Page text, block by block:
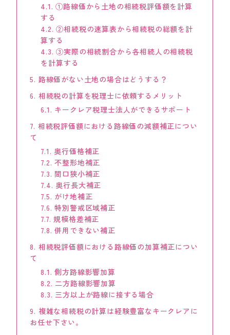
TOPICS
トピックス
COLUMN
コラム
TAX LAW TOPICS
税法トピックス
メディア情報
COMPANY
会社案内
ACCESS
アクセス
福岡本社
東京オフィス
大阪オフィス
RECRUIT
採用情報
4.1. ①路線価から土地の相続税評価額を計算
する
4.2. ②相続税の速算表から相続税の総額を計
算する
4.3. ③実際の相続割合から各相続人の相続税
を計算する
5. 路線価がない土地の場合はどうする？
6. 相続税の計算を税理士に依頼するメリット
6.1. キークレア税理士法人ができるサポート
7. 相続税評価額における路線価の減額補正につい
て
7.1. 奥行価格補正
7.2. 不整形地補正
7.3. 間口狭小補正
7.4. 奥行長大補正
7.5. がけ地補正
7.6. 特別警戒区域補正
7.7. 規模格差補正
7.8. 併用できない補正
8. 相続税評価額における路線価の加算補正につい
て
8.1. 側方路線影響加算
8.2. 二方路線影響加算
8.3. 三方以上が路線に接する場合
9. 複雑な相続税の計算は経験豊富なキークレアに
お任せ下さい。